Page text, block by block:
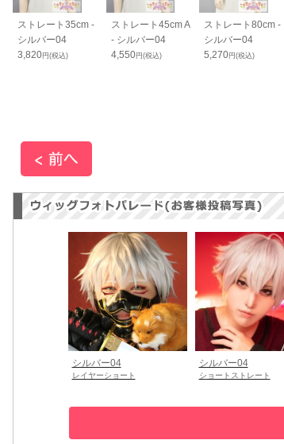
ストレート35cm -
シルバー04
3,820円(税込)
ストレート45cm A
- シルバー04
4,550円(税込)
ストレート80cm -
シルバー04
5,270円(税込)
シルバー04
レイヤーショート
シルバー04
ショートストレート